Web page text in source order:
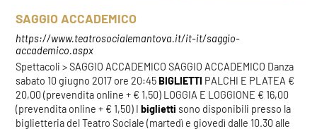
SAGGIO ACCADEMICO
https://www.teatrosocialemantova.it/it-it/saggio-
accademico.aspx
Spettacoli > SAGGIO ACCADEMICO SAGGIO ACCADEMICO Danza
sabato 10 giugno 2017 ore 20:45BIGLIETTI PALCHI E PLATEA €
20,00 (prevendita online + € 1,50) LOGGIA E LOGGIONE € 16,00
(prevendita online + € 1,50) Ibiglietti sono disponibili presso la
biglietteria del Teatro Sociale (martedì e giovedì dalle 10.30 alle